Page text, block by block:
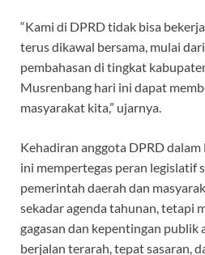
“Kami di DPRD tidak bisa
terus dikawal bersama, mulai
pembahasan di tingkat
Musrenbang hari ini dapat
masyarakat kita,” ujarnya.
Kehadiran anggota DPRD
ini mempertegas peran legislatif
pemerintah daerah dan
sekadar agenda tahunan, tetapi
gagasan dan kepentingan publik
berjalan terarah, tepat sasaran,